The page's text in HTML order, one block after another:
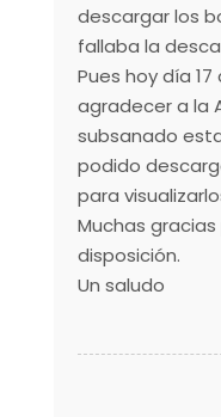
descargar los
fallaba la
Pues hoy día
agradecer a la
subsanado
podido
para
Muchas
disposición.
Un saludo